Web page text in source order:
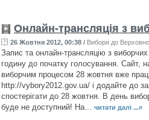
Онлайн-трансляція з
26 Жовтня 2012, 00:38 / Вибори до
Запис та онлайн-трансляцію з
годину до початку голосування. Сайт,
виборчим процесом 28 жовтня вже
http://vybory2012.gov.ua/ і додайте до
спостерігати до 28 жовтня. В день
буде не доступний! На... читати далі ...»